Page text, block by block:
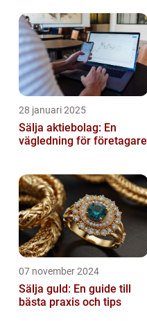
28 januari 2025
Sälja aktiebolag: En
vägledning för företagare
07 november 2024
Sälja guld: En guide till
bästa praxis och tips